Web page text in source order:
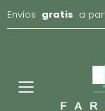
Envíos gratis a
Toggle